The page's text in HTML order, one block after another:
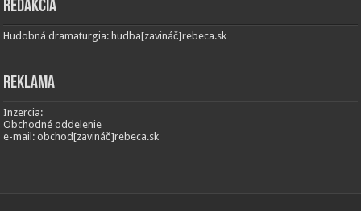
Redakcia
Hudobná dramaturgia: hudba[zavináč]rebeca.sk
Reklama
Inzercia:
Obchodné oddelenie
e-mail: obchod[zavináč]rebeca.sk